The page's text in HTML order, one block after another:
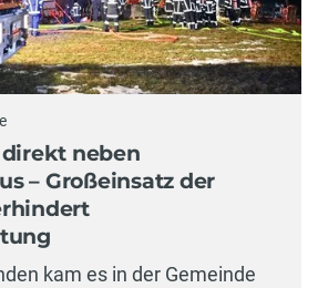
neben
– Großeinsatz der
kam es in der Gemeinde